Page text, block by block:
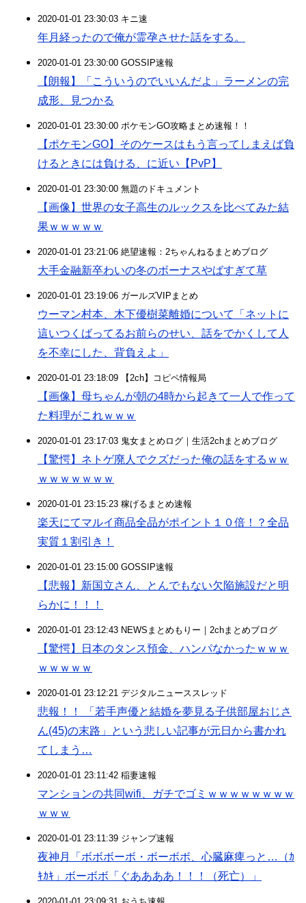
2020-01-01 23:30:03 キニ速
年月経ったので俺が霊孕させた話をする。
2020-01-01 23:30:00 GOSSIP速報
【朗報】「こういうのでいいんだよ」ラーメンの完
成形、見つかる
2020-01-01 23:30:00 ポケモンGO攻略まとめ速報！！
【ポケモンGO】そのケースはもう言ってしまえば負
けるときには負ける、に近い【PvP】
2020-01-01 23:30:00 無題のドキュメント
【画像】世界の女子高生のルックスを比べてみた結
果ｗｗｗｗｗ
2020-01-01 23:21:06 絶望速報：2ちゃんねるまとめブログ
大手金融新卒わいの冬のボーナスやばすぎて草
2020-01-01 23:19:06 ガールズVIPまとめ
ウーマン村本、木下優樹菜離婚について「ネットに
這いつくばってるお前らのせい、話をでかくして人
を不幸にした、背負えよ」
2020-01-01 23:18:09 【2ch】コピペ情報局
【画像】母ちゃんが朝の4時から起きて一人で作って
た料理がこれｗｗｗ
2020-01-01 23:17:03 鬼女まとめログ｜生活2chまとめブログ
【驚愕】ネトゲ廃人でクズだった俺の話をするｗｗ
ｗｗｗｗｗｗｗ
2020-01-01 23:15:23 稼げるまとめ速報
楽天にてマルイ商品全品がポイント１０倍！？全品
実質１割引き！
2020-01-01 23:15:00 GOSSIP速報
【悲報】新国立さん、とんでもない欠陥施設だと明
らかに！！！
2020-01-01 23:12:43 NEWSまとめもりー｜2chまとめブログ
【驚愕】日本のタンス預金、ハンパなかったｗｗｗ
ｗｗｗｗｗ
2020-01-01 23:12:21 デジタルニューススレッド
悲報！！ 「若手声優と結婚を夢見る子供部屋おじさ
ん(45)の末路」という悲しい記事が元日から書かれ
てしまう…
2020-01-01 23:11:42 稲妻速報
マンションの共同wifi、ガチでゴミｗｗｗｗｗｗｗｗ
ｗｗｗ
2020-01-01 23:11:39 ジャンプ速報
夜神月「ボボボーボ・ボーボボ、心臓麻痺っと…（ｶ
ｷｶｷ」ボーボボ「ぐああああ！！！（死亡）」